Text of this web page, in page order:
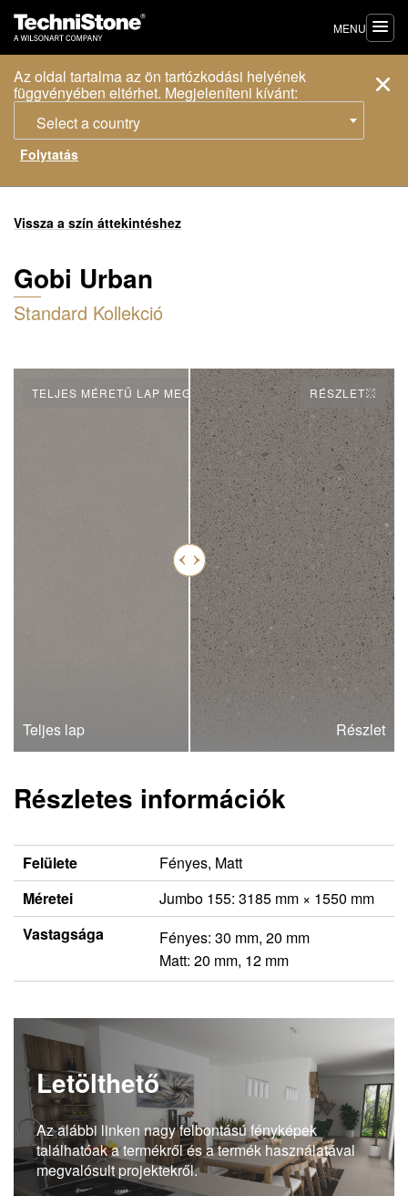
Az oldal tartalma az ön tartózkodási helyének
függvényében eltérhet. Megjeleníteni kívánt:
Select a country
MENU
Vissza a szín áttekintéshez
Gobi Urban
Standard Kollekció
TELJES MÉRETŰ LAP MEGTEKINTÉSE
Teljes lap
RÉSZLET
Részlet
Részletes információk
Felülete
Fényes, Matt
Méretei
Jumbo 155: 3185 mm × 1550 mm
Vastagsága
Fényes: 30 mm, 20 mm
Matt: 20 mm, 12 mm
Letölthető
Az alábbi linken nagy felbontású fényképek
találhatóak a termékről és a termék használatával
megvalósult projektekről.